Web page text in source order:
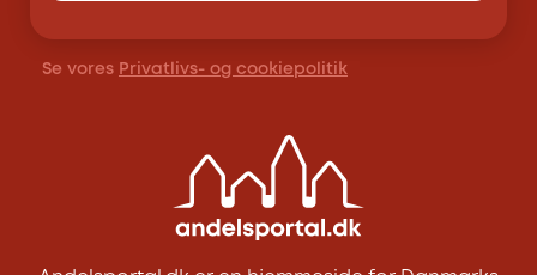
Se vores Privatlivs- og cookiepolitik